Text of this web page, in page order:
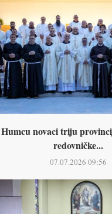
novaci triju
redovničke...
07.07.2026 09:56